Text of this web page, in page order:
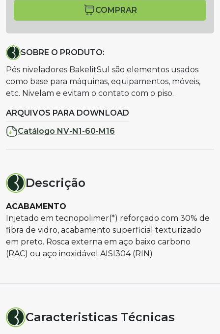
COMPRAR
SOBRE O PRODUTO:
Pés niveladores BakelitSul são elementos usados
como base para máquinas, equipamentos, móveis,
etc. Nivelam e evitam o contato com o piso.
ARQUIVOS PARA DOWNLOAD
Catálogo NV-N1-60-M16
Descrição
ACABAMENTO
Injetado em tecnopolimer(*) reforçado com 30% de
fibra de vidro, acabamento superficial texturizado
em preto. Rosca externa em aço baixo carbono
(RAC) ou aço inoxidável AISI304 (RIN)
Caracteristicas Técnicas